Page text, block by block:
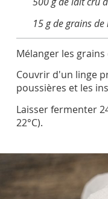
15 g de grains
Mélanger les
Couvrir d'un linge
poussières et les
Laisser fermenter
22°C).